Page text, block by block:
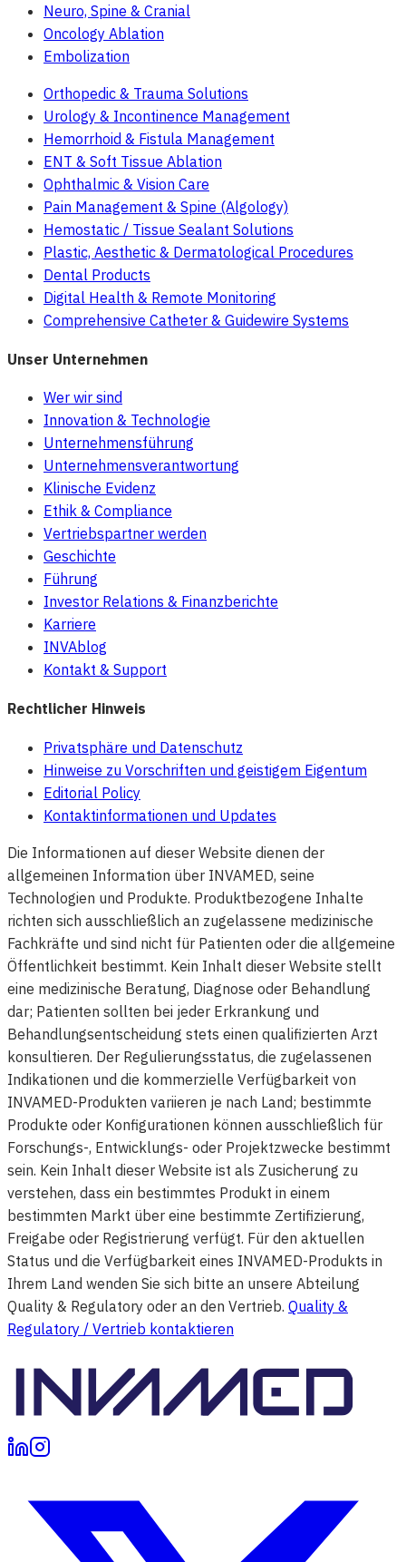
Neuro, Spine & Cranial
Oncology Ablation
Embolization
Orthopedic & Trauma Solutions
Urology & Incontinence Management
Hemorrhoid & Fistula Management
ENT & Soft Tissue Ablation
Ophthalmic & Vision Care
Pain Management & Spine (Algology)
Hemostatic / Tissue Sealant Solutions
Plastic, Aesthetic & Dermatological Procedures
Dental Products
Digital Health & Remote Monitoring
Comprehensive Catheter & Guidewire Systems
Unser Unternehmen
Wer wir sind
Innovation & Technologie
Unternehmensführung
Unternehmensverantwortung
Klinische Evidenz
Ethik & Compliance
Vertriebspartner werden
Geschichte
Führung
Investor Relations & Finanzberichte
Karriere
INVAblog
Kontakt & Support
Rechtlicher Hinweis
Privatsphäre und Datenschutz
Hinweise zu Vorschriften und geistigem Eigentum
Editorial Policy
Kontaktinformationen und Updates
Die Informationen auf dieser Website dienen der
allgemeinen Information über INVAMED, seine
Technologien und Produkte. Produktbezogene Inhalte
richten sich ausschließlich an zugelassene medizinische
Fachkräfte und sind nicht für Patienten oder die allgemeine
Öffentlichkeit bestimmt. Kein Inhalt dieser Website stellt
eine medizinische Beratung, Diagnose oder Behandlung
dar; Patienten sollten bei jeder Erkrankung und
Behandlungsentscheidung stets einen qualifizierten Arzt
konsultieren. Der Regulierungsstatus, die zugelassenen
Indikationen und die kommerzielle Verfügbarkeit von
INVAMED-Produkten variieren je nach Land; bestimmte
Produkte oder Konfigurationen können ausschließlich für
Forschungs-, Entwicklungs- oder Projektzwecke bestimmt
sein. Kein Inhalt dieser Website ist als Zusicherung zu
verstehen, dass ein bestimmtes Produkt in einem
bestimmten Markt über eine bestimmte Zertifizierung,
Freigabe oder Registrierung verfügt. Für den aktuellen
Status und die Verfügbarkeit eines INVAMED-Produkts in
Ihrem Land wenden Sie sich bitte an unsere Abteilung
Quality & Regulatory oder an den Vertrieb. Quality &
Regulatory / Vertrieb kontaktieren